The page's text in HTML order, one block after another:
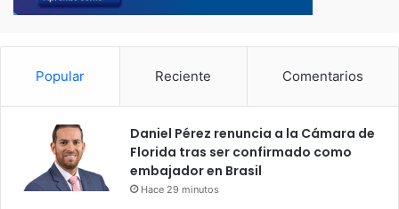
Popular Reciente Comentarios
Daniel Pérez renuncia a la Cámara de
Florida tras ser confirmado como
embajador en Brasil
Hace 29 minutos